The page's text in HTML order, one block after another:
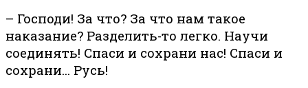
– Господи! За что? За что нам такое
наказание? Разделить-то легко. Научи
соединять! Спаси и сохрани нас! Спаси и
сохрани… Русь!